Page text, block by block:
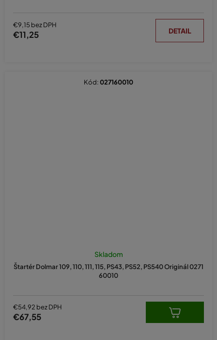
€9,15 bez DPH
€11,25 DETAIL
Štartér Dolmar 109, 110, 111, 115, PS43, PS52, PS540 Originál 0271
60010
Skladom
€54,92 bez DPH
€67,55
Kód:027160010